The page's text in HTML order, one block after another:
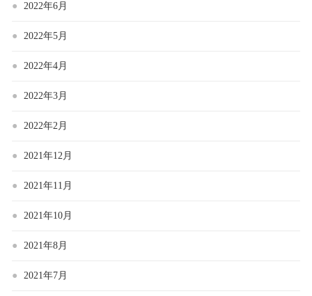
2022年6月
2022年5月
2022年4月
2022年3月
2022年2月
2021年12月
2021年11月
2021年10月
2021年8月
2021年7月